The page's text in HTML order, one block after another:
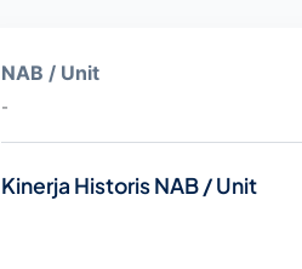
NAB / Unit
-
Kinerja Historis NAB / Unit